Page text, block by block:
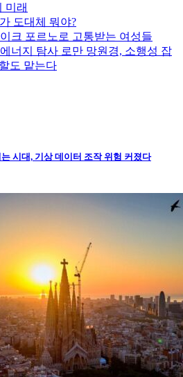
미래
도대체 뭐야?
크 포르노로 고통받는 여성들
너지 탐사 로만 망원경, 소행성 잡
도 맡는다
시대, 기상 데이터 조작 위험 커졌다